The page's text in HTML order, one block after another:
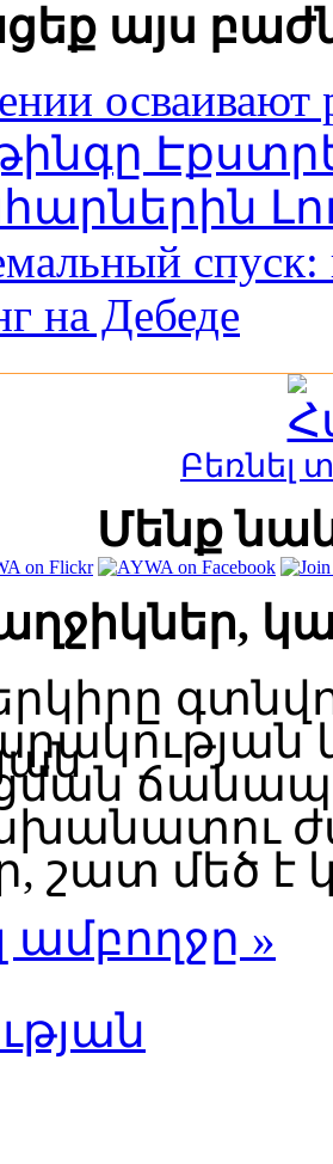
այս
осваивают
на Дебеде
Բեռնել
Մենք
աղջիկներ,
շատ մեծ է
»